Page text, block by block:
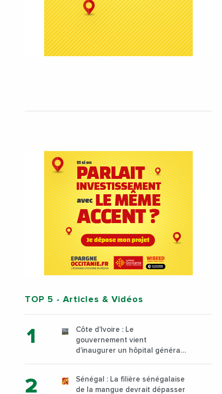
TOP 5 - Articles & Vidéos
Côte d’Ivoire : Le
gouvernement vient
d’inaugurer un hôpital général
Sénégal : La filière sénégalaise
de la mangue devrait dépasser